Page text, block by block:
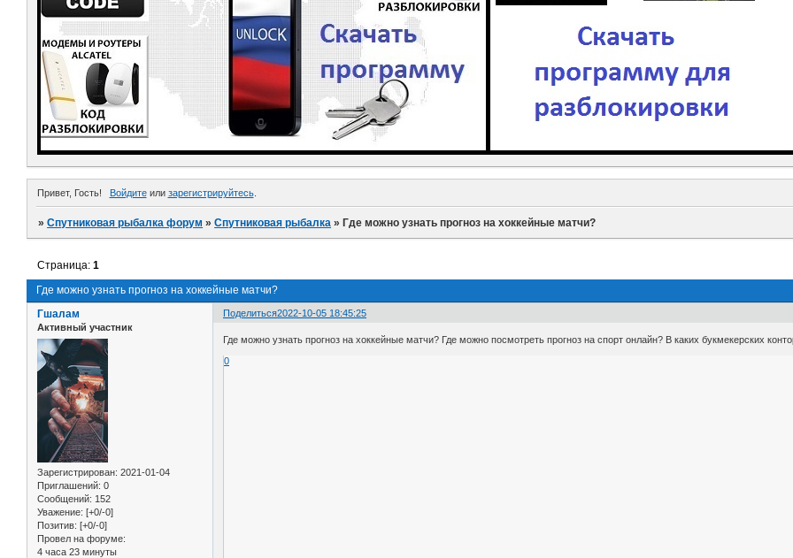
Привет, Гость! Войдитеили зарегистрируйтесь.
»Спутниковая рыбалка форум »Спутниковая рыбалка » Где можно узнать прогноз на хоккейные матчи?
Где можно узнать прогноз на хоккейные матчи?
Страница:1
Поделиться2022-10-05 18:45:25
Гшалам
Активный участник
Зарегистрирован: 2021-01-04
Приглашений: 0
Сообщений: 152
Уважение: [+0/-0]
Позитив: [+0/-0]
Провел на форуме:
4 часа 23 минуты
Где можно узнать прогноз на хоккейные матчи? Где можно посмотреть прогноз на спорт онлайн? В каких букмекерских
0